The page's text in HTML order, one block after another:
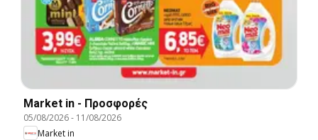
Market in - Προσφορές
05/08/2026- 11/08/2026
Market in